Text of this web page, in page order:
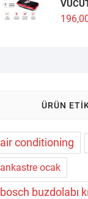
ÜRÜN
air conditioning
ankastre ocak
bosch buzdolabı